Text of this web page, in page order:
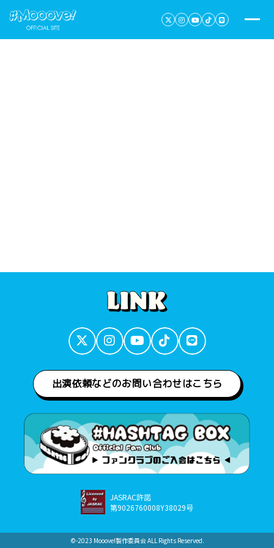
出演依頼などのお問い合わせはこちら
JASRAC許諾
第9026760008Y38029号
©︎-2023 Mooove!製作委員会 ALL Rights Reserved.